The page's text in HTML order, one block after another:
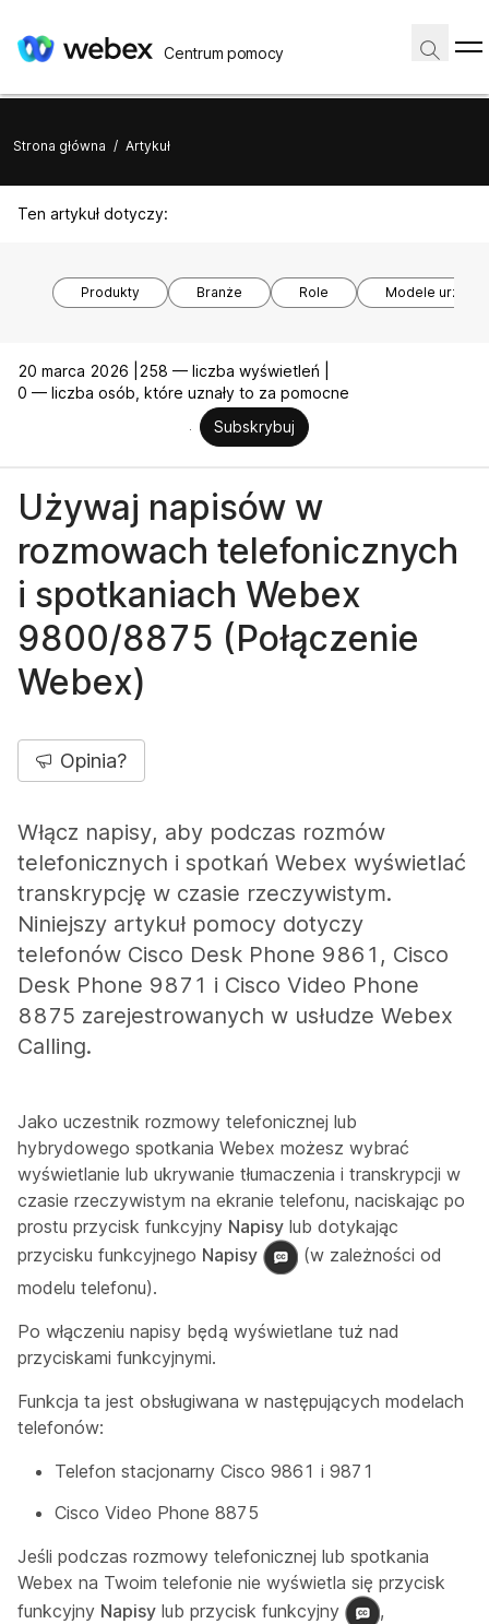
Centrum pomocy
Strona główna / Artykuł
Ten artykuł dotyczy:
Produkty Branże Role Modele
20 marca 2026 |
258 — liczba wyświetleń |
0 — liczba osób, które uznały to za pomocne
Subskrybuj
Używaj napisów w
rozmowach telefonicznych
i spotkaniach Webex
9800/8875 (Połączenie
Webex)
Opinia?
Włącz napisy, aby podczas rozmów
telefonicznych i spotkań Webex wyświetlać
transkrypcję w czasie rzeczywistym.
Niniejszy artykuł pomocy dotyczy
telefonów Cisco Desk Phone 9861, Cisco
Desk Phone 9871 i Cisco Video Phone
8875 zarejestrowanych w usłudze Webex
Calling.
Jako uczestnik rozmowy telefonicznej lub
hybrydowego spotkania Webex możesz wybrać
wyświetlanie lub ukrywanie tłumaczenia i transkrypcji w
czasie rzeczywistym na ekranie telefonu, naciskając po
prostu przycisk funkcyjny Napisy lub dotykając
przycisku funkcyjnego Napisy
(w zależności od
modelu telefonu).
Po włączeniu napisy będą wyświetlane tuż nad
przyciskami funkcyjnymi.
Funkcja ta jest obsługiwana w następujących modelach
telefonów:
Telefon stacjonarny Cisco 9861 i 9871
Cisco Video Phone 8875
Jeśli podczas rozmowy telefonicznej lub spotkania
Webex na Twoim telefonie nie wyświetla się przycisk
funkcyjny Napisy lub przycisk funkcyjny
,